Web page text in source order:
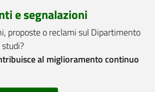
e segnalazioni
proposte o reclami sul Dipartimento
al miglioramento continuo